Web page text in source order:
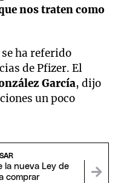
nos traten como
ha referido
de Pfizer. El
García, dijo
un poco
la nueva Ley de
comprar